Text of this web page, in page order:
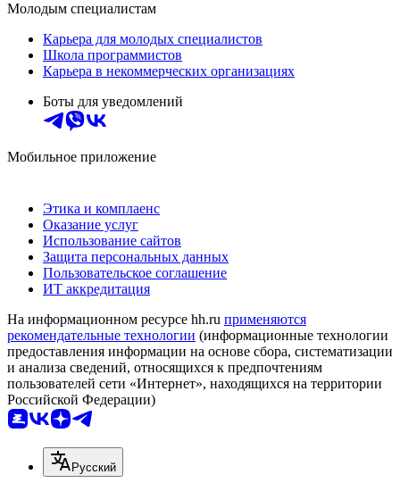
Молодым специалистам
Карьера для молодых специалистов
Школа программистов
Карьера в некоммерческих организациях
Боты для уведомлений
Мобильное приложение
Этика и комплаенс
Оказание услуг
Использование сайтов
Защита персональных данных
Пользовательское соглашение
ИТ аккредитация
На информационном ресурсе hh.ru применяются
рекомендательные технологии (информационные технологии
предоставления информации на основе сбора, систематизации
и анализа сведений, относящихся к предпочтениям
пользователей сети «Интернет», находящихся на территории
Российской Федерации)
Русский